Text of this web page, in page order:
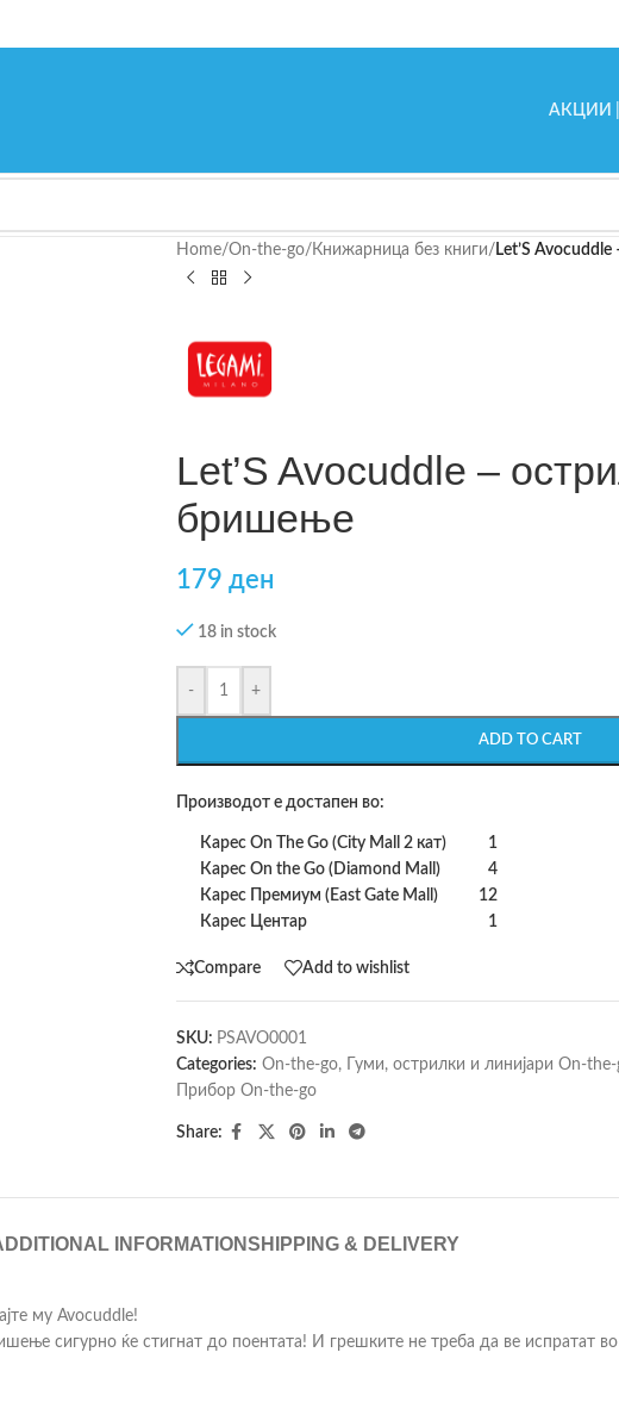
АКЦИИ
Home/On-the-go/ Книжарница без книги/ Let’S
Let’S Avocuddle –
бришење
179 ден
18 in stock
- +
ADD TO CART
Производот е достапен во:
Карес On The Go (City Mall 2 кат)
1
Карес On the Go (Diamond Mall)
4
Карес Премиум (East Gate Mall)
12
Карес Центар
1
Compare Add to wishlist
SKU: PSAVO0001
Categories: On-the-go, Гуми, острилки и линијари On-
Прибор On-the-go
Share:
INFORMATIONSHIPPING & DELIVERY
му Avocuddle!
сигурно ќе стигнат до поентата! И грешките не треба да ве испратат во